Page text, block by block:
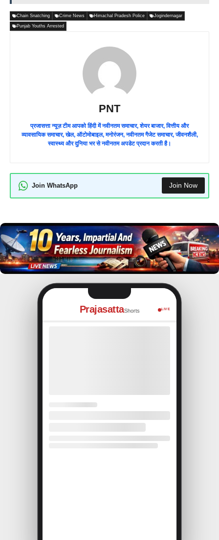
Chain Snatching Crime News Himachal Pradesh Police Jogindernagar
Punjab Youths Arrested
PNT
प्रजासत्ता न्यूज़ टीम आपको हिंदी में नवीनतम समाचार, शेयर बाजार, वित्तीय और
व्यावसायिक समाचार, खेल, ऑटोमोबाइल, मनोरंजन, नवीनतम गैजेट समाचार, जीवनशैली,
स्वास्थ्य और दुनिया भर से नवीनतम अपडेट प्रदान करती है।
Join WhatsApp Join Now
PrajasattaShorts LIVE